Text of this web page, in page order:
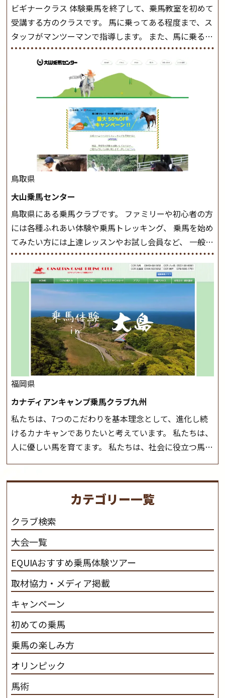
ビギナークラス 体験乗馬を終了して、乗馬教室を初めて
受講する方のクラスです。 馬に乗ってある程度まで、ス
タッフがマンツーマンで指導します。 また、馬に乗るだ
けでなく、馬の手入れや馬装（鞍などを装着する） も
このクラスで把握し、「馬に触れること」にも慣れてい
きましょう。 スタートクラス ビギナークラスで単独で
軽速歩(けいはやあし)ができるようになったら スタート
クラスへ。 グループレッスンで馬のスピードを調整し
ながら 軽速歩・正反撞(せいはんどう)を学びます。 安定
した手綱操作と軽速歩・正反撞ができるようになれば
駈歩(かけあし)練習に入ります。 ホップクラス スタート
クラスで常歩(なみあし)や 速歩、駈歩の初歩をマスター
したら、 次は部班にて駈歩を含めた誘導練習を行いま
しょう。 ステップクラス ホップクラスまでに練習した
まとめをします。 三種歩法をマスターし、ワンランク上
の扶助操作や誘導方法を身につけましょう。 注意事項
◆馬場使用状況により、使用する馬場はこちらで決定い
たしますのでご了承ください ◆基本は雨天決行です
が、落雷・強風等のより、安全上急遽中止させていただ
く場合がございます。 ◆三木ホースランドパークの協議
会や講習会等により、一部レッスンが中止になる場合が
ございます。 その際、ご予約いただいている皆様には事
前にご連絡いたします。MIKIホーストレックのツアー
はこちら
鳥取県
大山乗馬センター
鳥取県にある乗馬クラブです。 ファミリーや初心者の方
には各種ふれあい体験や乗馬トレッキング、 乗馬を始め
てみたい方には上達レッスンやお試し会員など、 一般の
方に幅広くお楽しみいただける施設を目指しています。
また、お手軽（低価格）に会員になったり自分の馬を持
つことのできる乗馬クラブでもあり、 健康や趣味、スポ
ーツ競技として、老若男女様々な方が、日々乗馬をお楽
しみいただいています。 なお、ゴールデンウィークと夏
休み期間中は無休で営業していますので、ぜひご家族で
お越しください！大山乗馬センターの紹介記事はこち
福岡県
カナディアンキャンプ乗馬クラブ九州
私たちは、7つのこだわりを基本理念として、進化し続
けるカナキャンでありたいと考えています。 私たちは、
人に優しい馬を育てます。 私たちは、社会に役立つ馬を
生産します。 私たちは、馬や人々に癒しとなる環境を守
さと魅力を追求します。 私たちは、馬の品種と血統にこ
だわります。 私たちは、乗用馬の質の向上を目指し、生
産･育成･調教を一貫して行います。カナディアンキャ
ンプ乗馬クラブ九州のツアー情報はこちら
カテゴリー一覧
クラブ検索
大会一覧
EQUIAおすすめ乗馬体験ツアー
取材協力・メディア掲載
キャンペーン
初めての乗馬
乗馬の楽しみ方
オリンピック
馬術